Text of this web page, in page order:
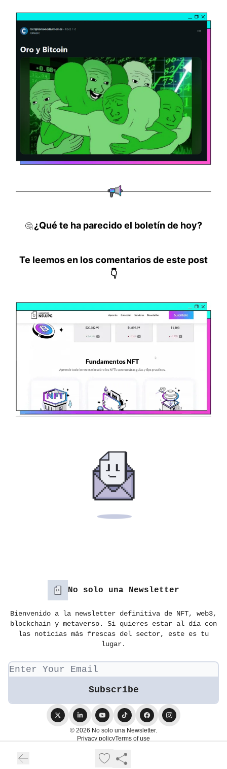
🤔¿Qué te ha parecido el boletín de hoy?
Te leemos en los comentarios de este post
👇
No solo una Newsletter
Bienvenido a la newsletter definitiva de NFT, web3,
blockchain y metaverso. Si quieres estar al día con
las noticias más frescas del sector, este es tu
lugar.
© 2026 No solo una Newsletter.
Privacy policyTerms of use
Powered by beehiiv